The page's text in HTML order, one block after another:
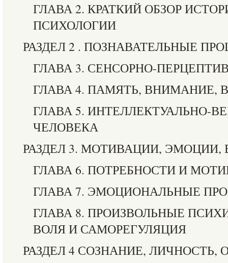
ГЛАВА 2. КРАТКИЙ ОБЗОР
ПСИХОЛОГИИ
РАЗДЕЛ 2 . ПОЗНАВАТЕЛЬНЫЕ
ГЛАВА 3. СЕНСОРНО-
ГЛАВА 4. ПАМЯТЬ, ВНИМАНИЕ,
ГЛАВА 5. ИНТЕЛЛЕКТУАЛЬНО-
ЧЕЛОВЕКА
РАЗДЕЛ 3. МОТИВАЦИИ, ЭМОЦИИ,
ГЛАВА 6. ПОТРЕБНОСТИ И
ГЛАВА 7. ЭМОЦИОНАЛЬНЫЕ
ГЛАВА 8. ПРОИЗВОЛЬНЫЕ
ВОЛЯ И САМОРЕГУЛЯЦИЯ
РАЗДЕЛ 4 СОЗНАНИЕ, ЛИЧНОСТЬ,